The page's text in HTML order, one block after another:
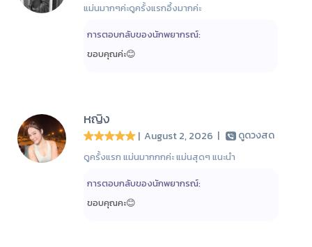
แม่นมากๆค่ะดูครั้งแรกอึ้งมากค่ะ
การตอบกลับของนักพยากรณ์:
ขอบคุณค่ะ😊
หญิง
| August 2, 2026 | ดูดวงสด
ดูครั้งแรก แม่นมากกกค่ะ แม่นสุดๆ แนะนำ
การตอบกลับของนักพยากรณ์:
ขอบคุณคะ😊